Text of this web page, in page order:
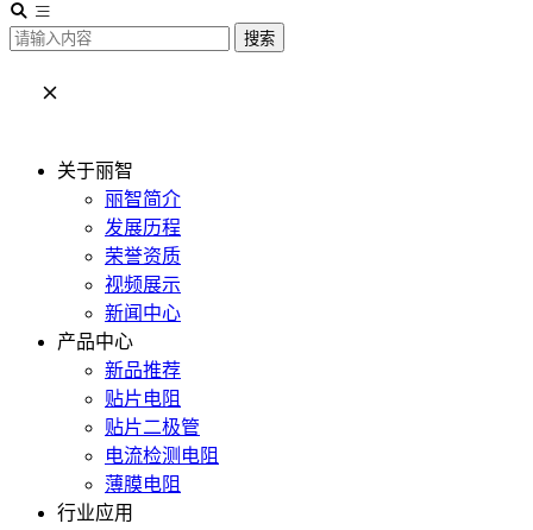
搜索
关于丽智
丽智简介
发展历程
荣誉资质
视频展示
新闻中心
产品中心
新品推荐
贴片电阻
贴片二极管
电流检测电阻
薄膜电阻
行业应用